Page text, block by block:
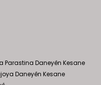
Parastina Daneyên Kesane
Daneyên Kesane